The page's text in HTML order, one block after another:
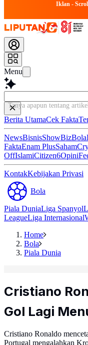
Iklan -
Menu
Tanya apapun tentang
Berita UtamaCek Fakta
NewsBisnisShowBizBola
FaktaEnam PlusSaham
OffIslamiCitizen6Opini
KontakKebijakan Privasi
Bola
Piala DuniaLiga Spanyol
LeagueLiga Internasional
Home
Bola
Piala Dunia
Cristiano
Gol Lagi
Cristiano Ronaldo
Portugal mengalahkan